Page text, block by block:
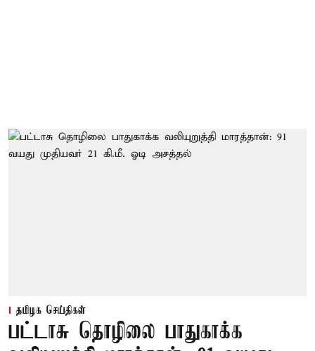
தமிழக செய்திகள்
பட்டாசு தொழிலை பாதுகாக்க